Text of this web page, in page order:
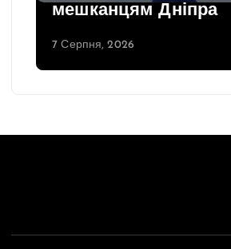
мешканцям Дніпра
7 Серпня, 2026